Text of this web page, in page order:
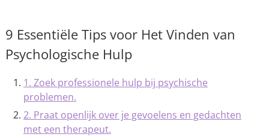
9 Essentiële Tips voor Het Vinden van
Psychologische Hulp
1. Zoek professionele hulp bij psychische
problemen.
2. Praat openlijk over je gevoelens en gedachten
met een therapeut.